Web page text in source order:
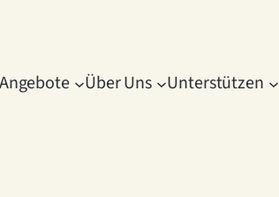
Über Uns Unterstützen